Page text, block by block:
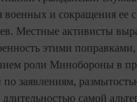
военных и сокращения ее
Местные активисты
этими
роли Минобороны в
заявлениям,
длительностью самой